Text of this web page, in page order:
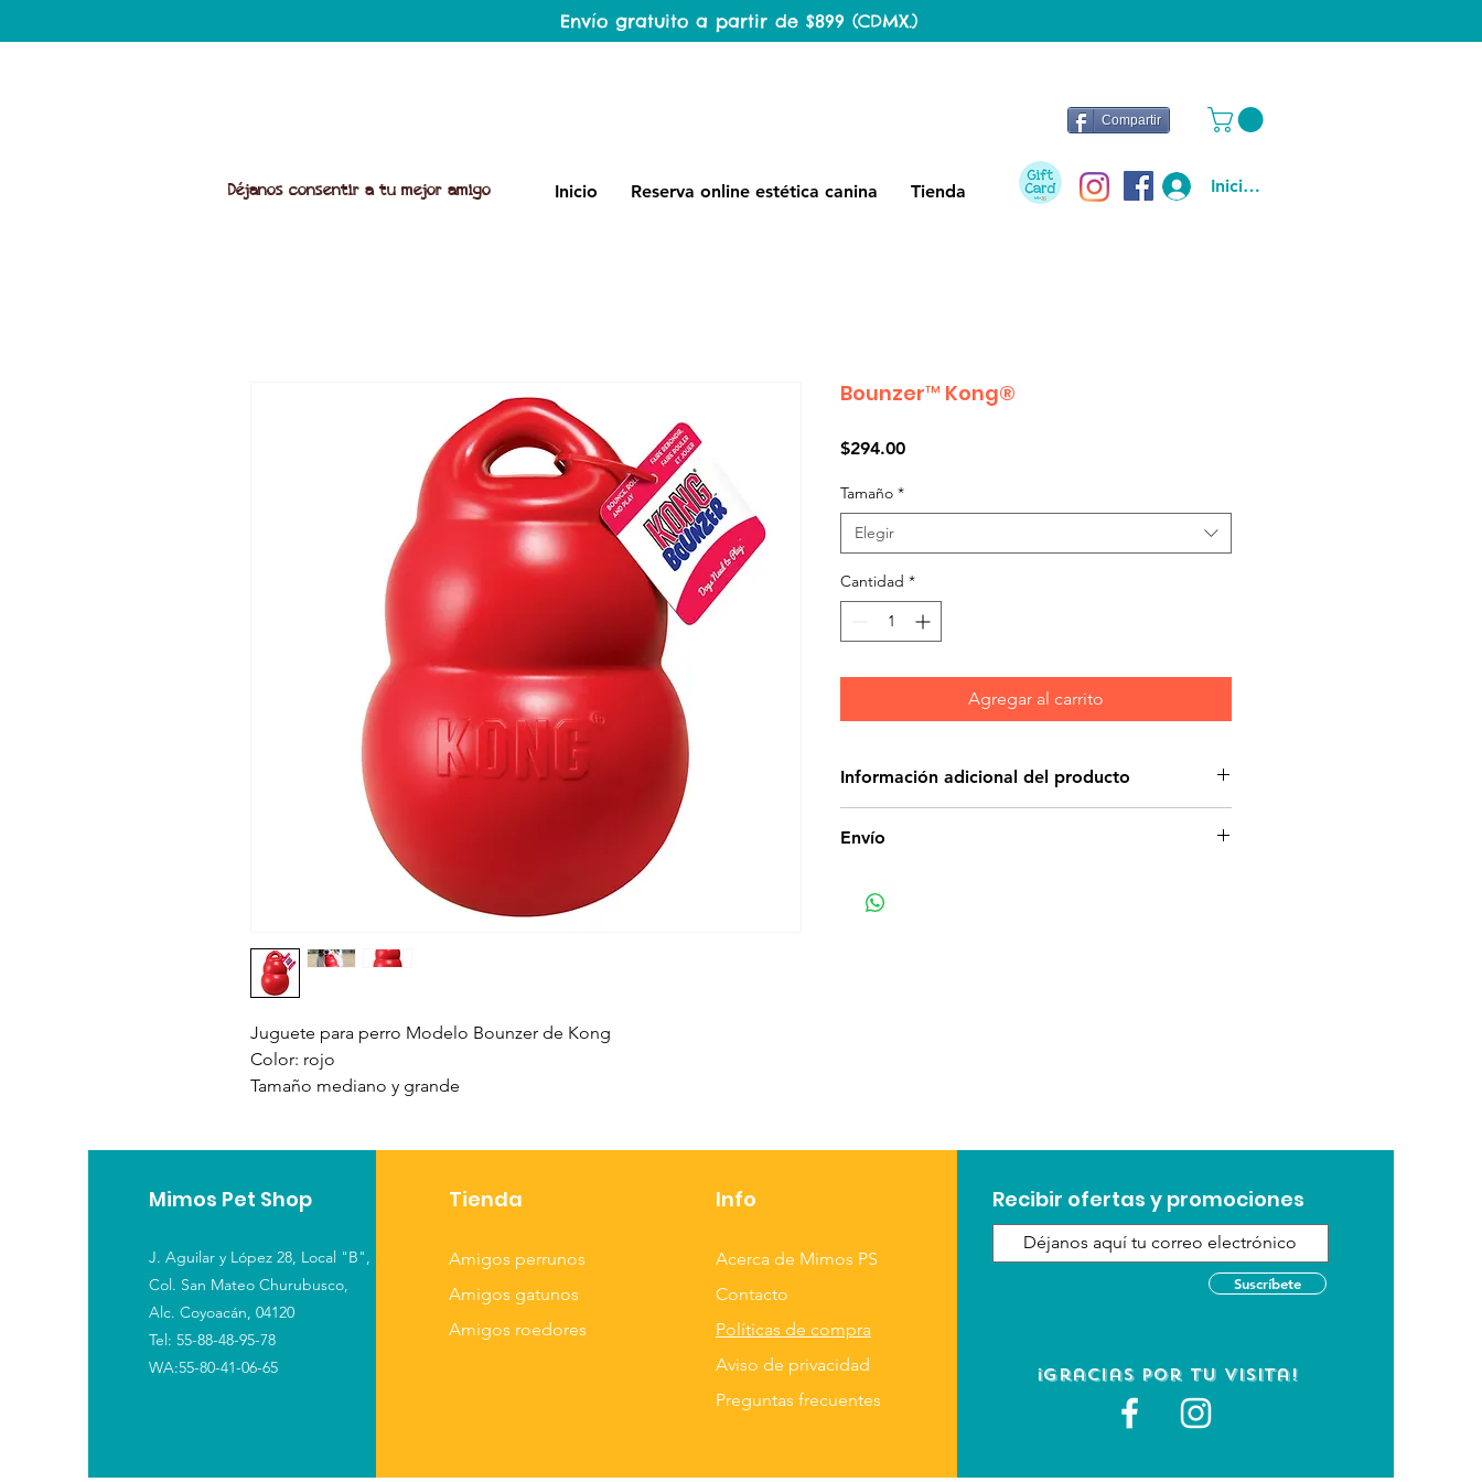
Envío gratuito a partir de $899 (CDMX.)
Déjanos consentir a tu mejor amigo
Compartir
Inicio Reserva online estética canina Tienda Iniciar sesión
Juguete para perro Modelo Bounzer de Kong
Color: rojo
Tamaño mediano y grande
Bounzer™ Kong®
$294.00Precio
Tamaño *
Elegir
Cantidad *
Agregar al carrito
Información adicional del producto
Bounzer ™! Hecho en la clásica silueta de KONG,
juego de buscar y recuperar. El Bounzer ™ se
material grueso para un juego duradero
Sensación exprimible para una compresión
satisfactoria y diversión de rebote
La forma KONG crea un rebote impredecible
durante los juegos de búsqueda
Envío
Mimos Pet Shop
J. Aguilar y López 28, Local "B",
Col. San Mateo Churubusco,
Alc. Coyoacán, 04120
Tel: 55-88-48-95-78
WA:55-80-41-06-65
Tienda
Amigos perrunos
Amigos gatunos
Amigos roedores
Info
Acerca de Mimos PS
Contacto
Políticas de compra
Aviso de privacidad
Preguntas frecuentes
Recibir ofertas y promociones
Suscríbete
¡Gracias por tu visita!